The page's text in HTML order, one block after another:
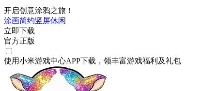
开启创意涂鸦之旅！
涂画简约竖屏休闲
立即下载
官方正版
使用小米游戏中心APP下载 ，领丰富游戏福利 及礼包